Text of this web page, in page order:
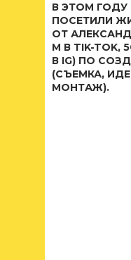
В ЭТОМ
ПОСЕТИЛИ
ОТ
M В TIK-TOK,
В IG) ПО
(СЪЕМКА,
МОНТАЖ).